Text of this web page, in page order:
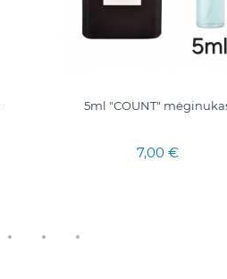
5ml "COUNT"
7,00 €